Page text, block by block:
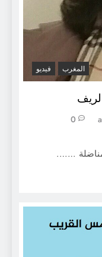
المغرب فيديو
0
…….